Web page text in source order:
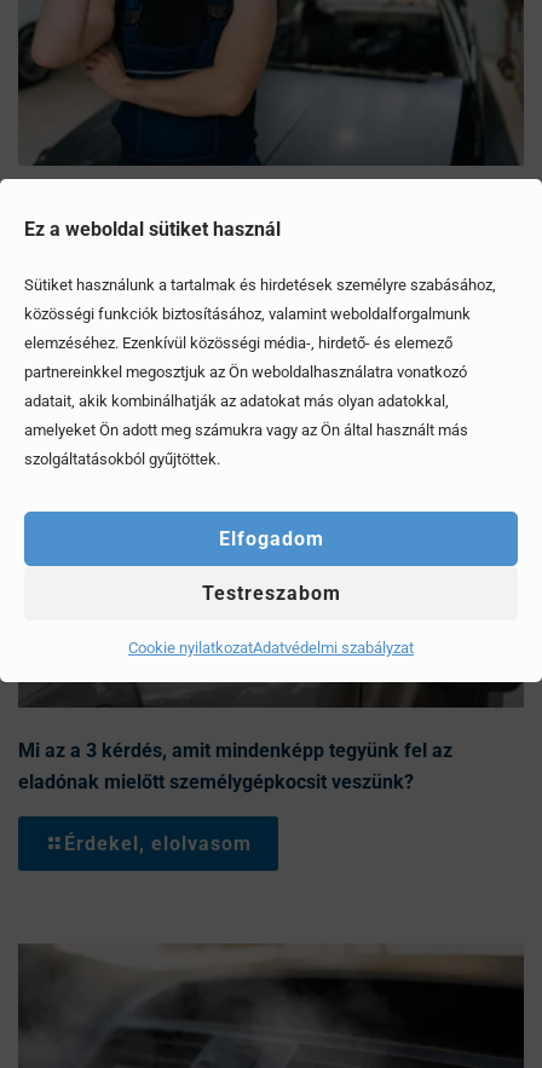
Ez a weboldal sütiket használ
Sütiket használunk a tartalmak és hirdetések személyre szabásához,
közösségi funkciók biztosításához, valamint weboldalforgalmunk
elemzéséhez. Ezenkívül közösségi média-, hirdető- és elemező
partnereinkkel megosztjuk az Ön weboldalhasználatra vonatkozó
adatait, akik kombinálhatják az adatokat más olyan adatokkal,
amelyeket Ön adott meg számukra vagy az Ön által használt más
szolgáltatásokból gyűjtöttek.
Elfogadom
Testreszabom
Cookie nyilatkozatAdatvédelmi szabályzat
Mi az a 3 kérdés, amit mindenképp tegyünk fel az
eladónak mielőtt személygépkocsit veszünk?
Érdekel, elolvasom